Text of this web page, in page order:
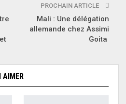
PROCHAIN ARTICLE
Mali : Une délégation
allemande chez Assimi
Goita
AIMER